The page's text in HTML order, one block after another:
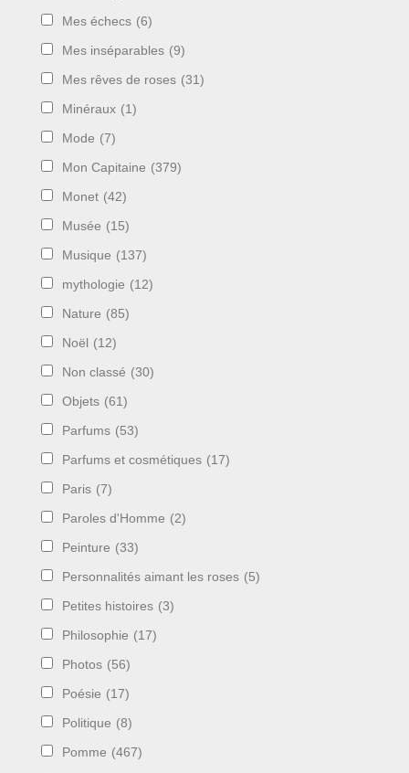
Mes échecs (6)
Mes inséparables (9)
Mes rêves de roses (31)
Minéraux (1)
Mode (7)
Mon Capitaine (379)
Monet (42)
Musée (15)
Musique (137)
mythologie (12)
Nature (85)
Noël (12)
Non classé (30)
Objets (61)
Parfums (53)
Parfums et cosmétiques (17)
Paris (7)
Paroles d'Homme (2)
Peinture (33)
Personnalités aimant les roses (5)
Petites histoires (3)
Philosophie (17)
Photos (56)
Poésie (17)
Politique (8)
Pomme (467)